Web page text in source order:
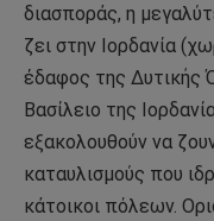
διασποράς, η
ζει στην Ιορδανία
έδαφος της Δυτικής
Βασίλειο της
εξακολουθούν να
καταυλισμούς που
κάτοικοι πόλεων.